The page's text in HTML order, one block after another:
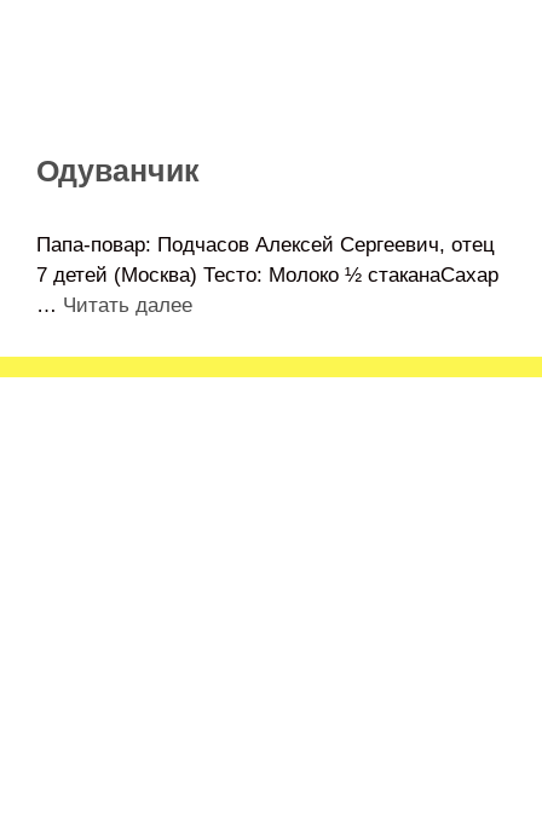
Одуванчик
Папа-повар: Подчасов Алексей Сергеевич, отец
7 детей (Москва) Тесто: Молоко ½ стаканаСахар
… Читать далее